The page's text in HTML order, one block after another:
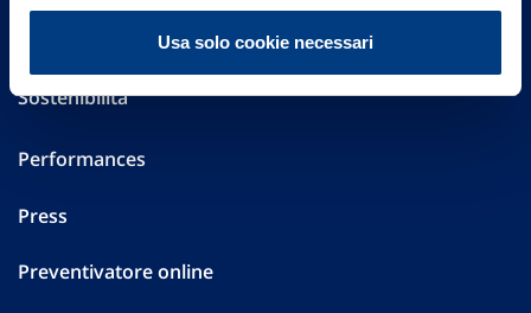
Usa solo cookie necessari
Altre informazioni
Sostenibilità
Performances
Press
Preventivatore online